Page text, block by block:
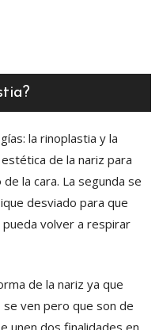
la rinoplastia y la
de la nariz para
la cara. La segunda se
desviado para que
pueda volver a respirar
de la nariz ya que
ven pero que son de
unen dos finalidades en